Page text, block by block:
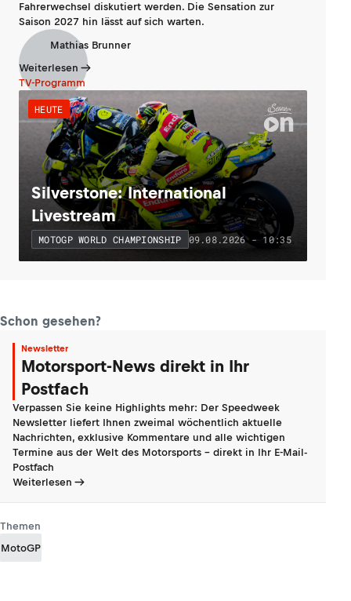
Fahrerwechsel diskutiert werden. Die Sensation zur
Saison 2027 hin lässt auf sich warten.
Mathias Brunner
Weiterlesen
TV-Programm
HEUTE
Silverstone: International
Livestream
MOTOGP WORLD CHAMPIONSHIP 09.08.2026 - 10:35
Schon gesehen?
Newsletter
Motorsport-News direkt in Ihr
Postfach
Verpassen Sie keine Highlights mehr: Der Speedweek
Newsletter liefert Ihnen zweimal wöchentlich aktuelle
Nachrichten, exklusive Kommentare und alle wichtigen
Termine aus der Welt des Motorsports - direkt in Ihr E-Mail-
Postfach
Weiterlesen
Themen
MotoGP